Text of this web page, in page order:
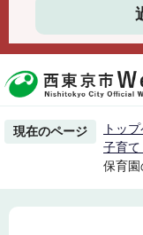
頭
で
現在のページ トッ
子育て
保育園